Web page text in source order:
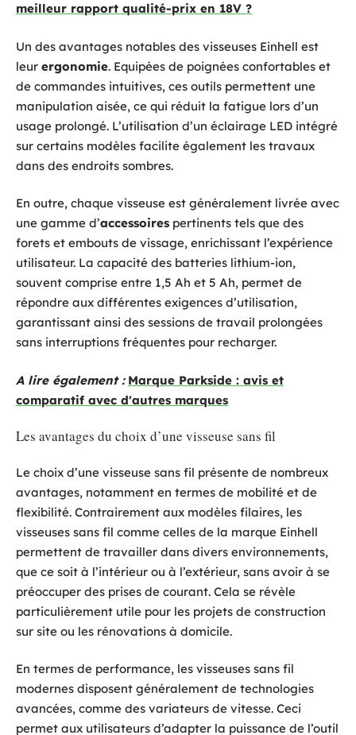
meilleur rapport qualité-prix en 18V ?
Un des avantages notables des visseuses Einhell est
leur ergonomie. Equipées de poignées confortables et
de commandes intuitives, ces outils permettent une
manipulation aisée, ce qui réduit la fatigue lors d’un
usage prolongé. L’utilisation d’un éclairage LED intégré
sur certains modèles facilite également les travaux
dans des endroits sombres.
En outre, chaque visseuse est généralement livrée avec
une gamme d’accessoires pertinents tels que des
forets et embouts de vissage, enrichissant l’expérience
utilisateur. La capacité des batteries lithium-ion,
souvent comprise entre 1,5 Ah et 5 Ah, permet de
répondre aux différentes exigences d’utilisation,
garantissant ainsi des sessions de travail prolongées
sans interruptions fréquentes pour recharger.
A lire également : Marque Parkside : avis et
comparatif avec d'autres marques
Les avantages du choix d’une visseuse sans fil
Le choix d’une visseuse sans fil présente de nombreux
avantages, notamment en termes de mobilité et de
flexibilité. Contrairement aux modèles filaires, les
visseuses sans fil comme celles de la marque Einhell
permettent de travailler dans divers environnements,
que ce soit à l’intérieur ou à l’extérieur, sans avoir à se
préoccuper des prises de courant. Cela se révèle
particulièrement utile pour les projets de construction
sur site ou les rénovations à domicile.
En termes de performance, les visseuses sans fil
modernes disposent généralement de technologies
avancées, comme des variateurs de vitesse. Ceci
permet aux utilisateurs d’adapter la puissance de l’outil